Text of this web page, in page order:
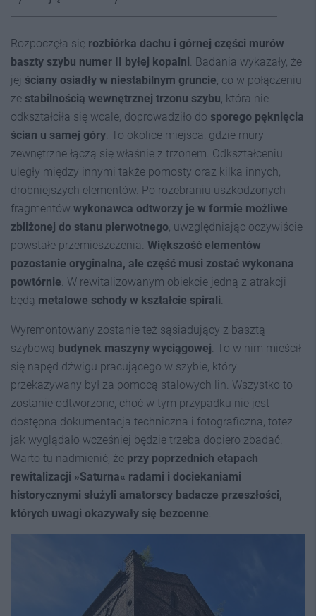
Rozpoczęła się rozbiórka dachu i górnej części murów
baszty szybu numer II byłej kopalni. Badania wykazały, że
jej ściany osiadły w niestabilnym gruncie, co w połączeniu
ze stabilnością wewnętrznej trzonu szybu, która nie
odkształciła się wcale, doprowadziło do sporego pęknięcia
ścian u samej góry. To okolice miejsca, gdzie mury
zewnętrzne łączą się właśnie z trzonem. Odkształceniu
uległy między innymi także pomosty oraz kilka innych,
drobniejszych elementów. Po rozebraniu uszkodzonych
fragmentów wykonawca odtworzy je w formie możliwe
zbliżonej do stanu pierwotnego, uwzględniając oczywiście
powstałe przemieszczenia. Większość elementów
pozostanie oryginalna, ale część musi zostać wykonana
powtórnie. W rewitalizowanym obiekcie jedną z atrakcji
będą metalowe schody w kształcie spirali.
Wyremontowany zostanie też sąsiadujący z basztą
szybową budynek maszyny wyciągowej. To w nim mieścił
się napęd dźwigu pracującego w szybie, który
przekazywany był za pomocą stalowych lin. Wszystko to
zostanie odtworzone, choć w tym przypadku nie jest
dostępna dokumentacja techniczna i fotograficzna, toteż
jak wyglądało wcześniej będzie trzeba dopiero zbadać.
Warto tu nadmienić, że przy poprzednich etapach
rewitalizacji »Saturna« radami i dociekaniami
historycznymi służyli amatorscy badacze przeszłości,
których uwagi okazywały się bezcenne.